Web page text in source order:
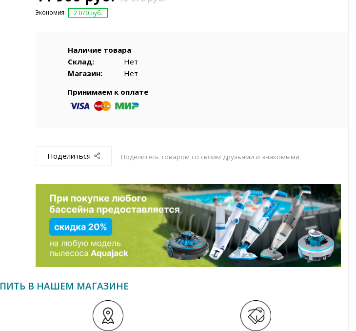
Экономия: 2 070 руб.
Наличие товара
Склад:
Нет
Магазин:
Нет
Принимаем к оплате
Поделиться Поделитесь товаром со своим друзьями и знакомыми
В НАШЕМ МАГАЗИНЕ